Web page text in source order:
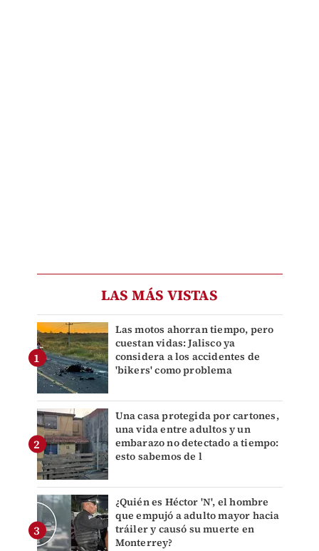
LAS MÁS VISTAS
Las motos ahorran tiempo, pero
cuestan vidas: Jalisco ya
considera a los accidentes de
'bikers' como problema
Una casa protegida por cartones,
una vida entre adultos y un
embarazo no detectado a tiempo:
esto sabemos de l
¿Quién es Héctor 'N', el hombre
que empujó a adulto mayor hacia
tráiler y causó su muerte en
Monterrey?